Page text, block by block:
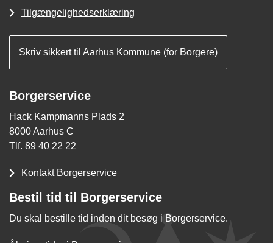
Tilgængelighedserklæring
Skriv sikkert til Aarhus Kommune (for Borgere)
Borgerservice
Hack Kampmanns Plads 2
8000 Aarhus C
Tlf. 89 40 22 22
Kontakt Borgerservice
Bestil tid til Borgerservice
Du skal bestille tid inden dit besøg i Borgerservice.